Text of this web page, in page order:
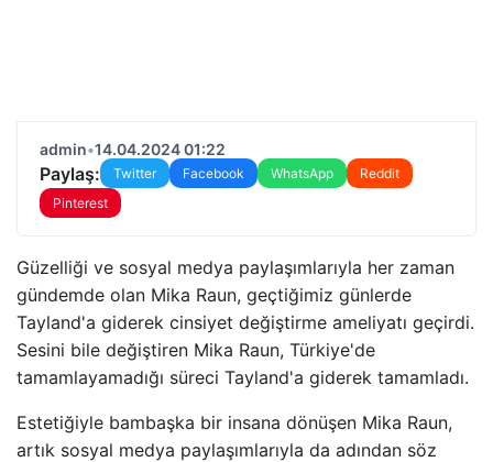
admin•14.04.2024 01:22
Paylaş: Twitter Facebook WhatsApp
Reddit
Pinterest
Güzelliği ve sosyal medya paylaşımlarıyla her zaman
gündemde olan Mika Raun, geçtiğimiz günlerde
Tayland'a giderek cinsiyet değiştirme ameliyatı geçirdi.
Sesini bile değiştiren Mika Raun, Türkiye'de
tamamlayamadığı süreci Tayland'a giderek tamamladı.
Estetiğiyle bambaşka bir insana dönüşen Mika Raun,
artık sosyal medya paylaşımlarıyla da adından söz